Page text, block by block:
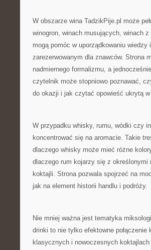
W obszarze wina TadzikPije.pl może
winogron, winach musujących, winach
mogą pomóc w uporządkowaniu
zarezerwowanym dla znawców. Strona
nadmiernego formalizmu, a
czytelnik może stopniowo poznawać,
do okazji i jak czytać opowieść ukrytą
W przypadku whisky, rumu, wódki czy
koncentrować się na aromacie. Takie
dlaczego whisky może mieć różne
dlaczego rum kojarzy się z
koktajli. Strona pozwala spojrzeć na
jak na element historii handlu i podróży.
Nie mniej ważna jest tematyka
drinki to nie tylko efektowne
klasycznych i nowoczesnych